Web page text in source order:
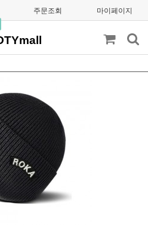
주문조회 마이페이지